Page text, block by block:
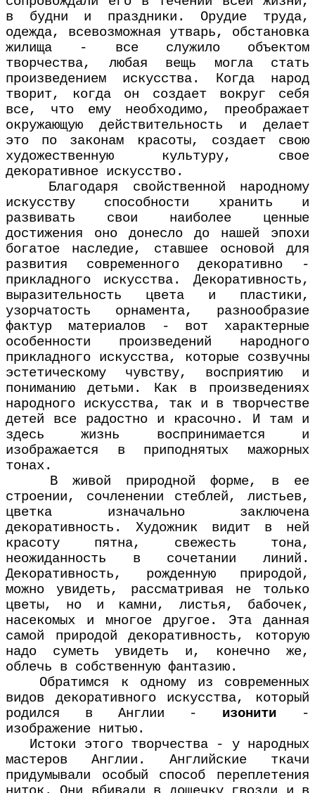
в будни и праздники. Орудие труда,
одежда, всевозможная утварь, обстановка
жилища - все служило объектом
творчества, любая вещь могла стать
произведением искусства. Когда народ
творит, когда он создает вокруг себя
все, что ему необходимо, преображает
окружающую действительность и делает
это по законам красоты, создает свою
художественную культуру, свое
декоративное искусство.
Благодаря свойственной народному
искусству способности хранить и
развивать свои наиболее ценные
достижения оно донесло до нашей эпохи
богатое наследие, ставшее основой для
развития современного декоративно -
прикладного искусства. Декоративность,
выразительность цвета и пластики,
узорчатость орнамента, разнообразие
фактур материалов - вот характерные
особенности произведений народного
прикладного искусства, которые созвучны
эстетическому чувству, восприятию и
пониманию детьми. Как в произведениях
народного искусства, так и в творчестве
детей все радостно и красочно. И там и
здесь жизнь воспринимается и
изображается в приподнятых мажорных
тонах.
В живой природной форме, в ее
строении, сочленении стеблей, листьев,
цветка изначально заключена
декоративность. Художник видит в ней
красоту пятна, свежесть тона,
неожиданность в сочетании линий.
Декоративность, рожденную природой,
можно увидеть, рассматривая не только
цветы, но и камни, листья, бабочек,
насекомых и многое другое. Эта данная
самой природой декоративность, которую
надо суметь увидеть и, конечно же,
облечь в собственную фантазию.
Обратимся к одному из современных
видов декоративного искусства, который
родился в Англии - изонити -
изображение нитью.
Истоки этого творчества - у народных
мастеров Англии. Английские ткачи
придумывали особый способ переплетения